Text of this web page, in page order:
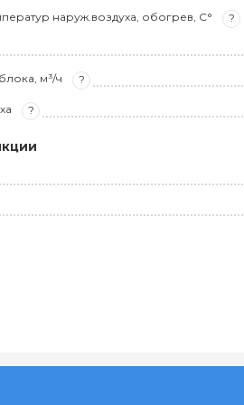
наруж.воздуха, обогрев, С° ?
м³/ч ?
?